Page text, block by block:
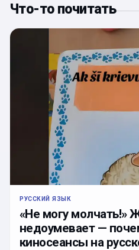
Что-то почитать
РУССКИЙ ЯЗЫК
«Не могу молчать!»
недоумевает —
киносеансы на